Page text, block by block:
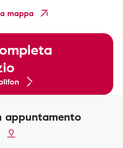
mappa
appuntamento